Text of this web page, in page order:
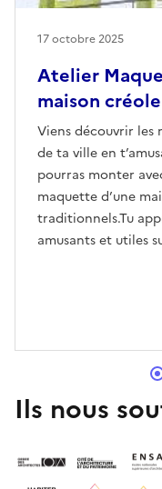
Atelier
maison créole
Viens découvrir les
de ta ville en
pourras monter
maquette d’une
traditionnels.Tu
amusants et utiles
17 octobre 2025
Ils nous